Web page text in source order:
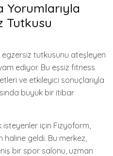
Yorumlarıyla
Tutkusu
tutkusunu ateşleyen
ediyor. Bu eşsiz fitness
ve etkileyici sonuçlarıyla
büyük bir itibar
için Fizyoform,
geldi. Bu merkez,
bir spor salonu, uzman